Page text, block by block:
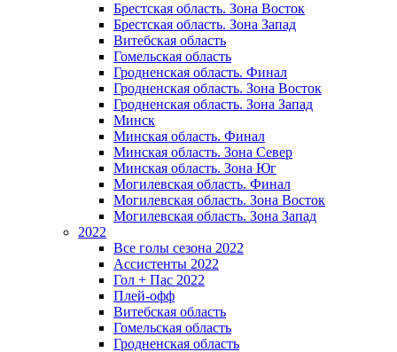
Брестская область. Зона Восток
Брестская область. Зона Запад
Витебская область
Гомельская область
Гродненская область. Финал
Гродненская область. Зона Восток
Гродненская область. Зона Запад
Минск
Минская область. Финал
Минская область. Зона Север
Минская область. Зона Юг
Могилевская область. Финал
Могилевская область. Зона Восток
Могилевская область. Зона Запад
2022
Все голы сезона 2022
Ассистенты 2022
Гол + Пас 2022
Плей-офф
Витебская область
Гомельская область
Гродненская область